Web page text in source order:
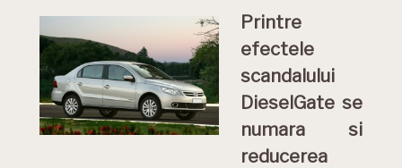
Printre
efectele
scandalului
DieselGate se
numara si
reducerea